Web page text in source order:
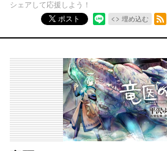
シェアして応援しよう！
ポスト
埋め込む
RSSフィード